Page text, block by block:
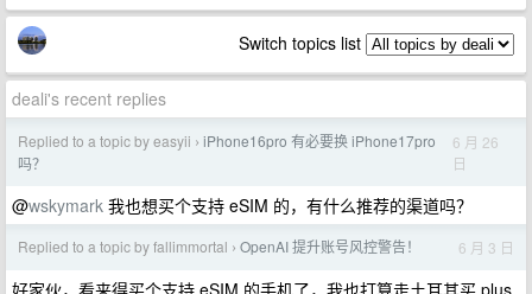
Switch topics list
deali's recent replies
Replied to a topic by easyii › iPhone16pro 有必要换 iPhone17pro
吗？
6 月 26
日
@wskymark 我也想买个支持 eSIM 的，有什么推荐的渠道吗？
Replied to a topic by fallimmortal › OpenAI 提升账号风控警告！ 6 月 3 日
好家伙，看来得买个支持 eSIM 的手机了，我也打算走土耳其买 plus